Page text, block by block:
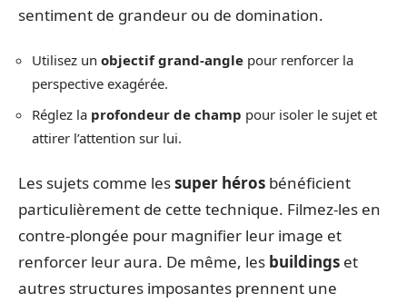
sentiment de grandeur ou de domination.
Utilisez un objectif grand-angle pour renforcer la
perspective exagérée.
Réglez la profondeur de champ pour isoler le sujet et
attirer l’attention sur lui.
Les sujets comme lessuper héros bénéficient
particulièrement de cette technique. Filmez-les en
contre-plongée pour magnifier leur image et
renforcer leur aura. De même, les buildings et
autres structures imposantes prennent une